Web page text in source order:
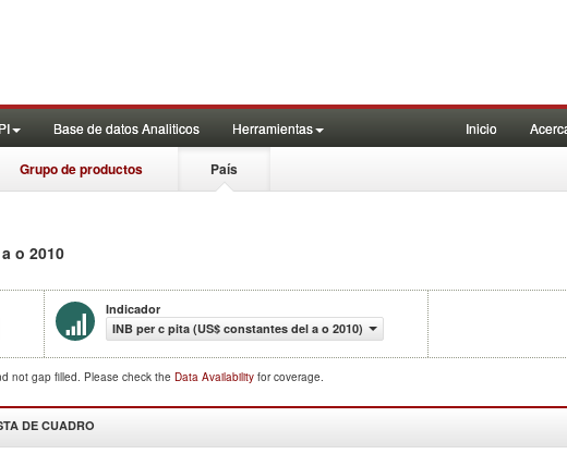
Base de datos Analiticos Herramientas Inicio
Grupo de productos País
o 2010
Indicador
INB per c pita (US$ constantes del a o 2010)
not gap filled. Please check the Data Availability for coverage.
DE CUADRO